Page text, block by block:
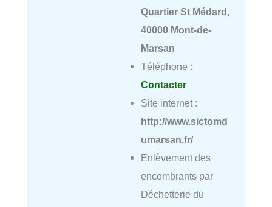
Quartier St Médard,
40000 Mont-de-
Marsan
Téléphone :
Contacter
Site internet :
http://www.sictomd
umarsan.fr/
Enlèvement des
encombrants par
Déchetterie du